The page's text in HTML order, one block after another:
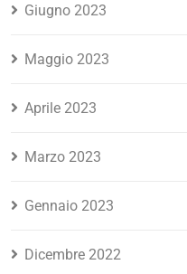
Giugno 2023
Maggio 2023
Aprile 2023
Marzo 2023
Gennaio 2023
Dicembre 2022